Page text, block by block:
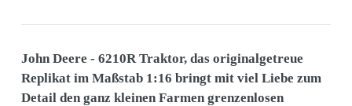
John Deere - 6210R Traktor, das originalgetreue
Replikat im Maßstab 1:16 bringt mit viel Liebe zum
Detail den ganz kleinen Farmen grenzenlosen